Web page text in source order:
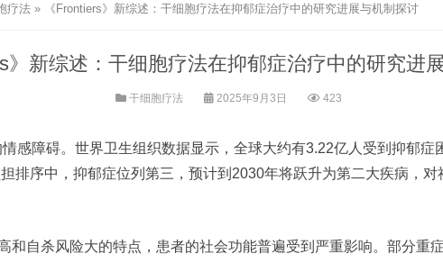
疗法 » 《Frontiers》新综述：干细胞疗法在抑郁症治疗中的研究进展与机制探讨
》新综述：干细胞疗法在抑郁症治疗中的研究进
干细胞疗法 2025年9月3日 423
感障碍。世界卫生组织数据显示，全球大约有3.22亿人受到抑郁症
排序中，抑郁症位列第三，预计到2030年将跃升为第二大疾病，对
和自杀风险大的特点，患者的社会功能普遍受到严重影响。部分重